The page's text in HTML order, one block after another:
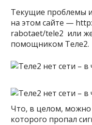
Текущие проблемы
на этом сайте —
rabotaet/tele2 или
помощником Теле2.
Что, в целом, можно
которого пропал